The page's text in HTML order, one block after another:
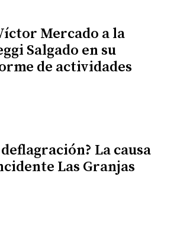
Mercado a la
Salgado en su
de actividades
deflagración? La causa
Las Granjas